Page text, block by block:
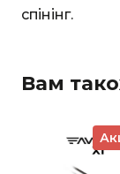
спінінг.
Вам